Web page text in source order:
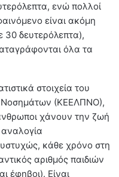
ενώ πολλοί
είναι ακόμη
δευτερόλεπτα),
όλα τα
στοιχεία του
Νοσημάτων (ΚΕΕΛΠΝΟ),
χάνουν την ζωή
κάθε χρόνο στη
αριθμός παιδιών
έφηβοι). Είναι